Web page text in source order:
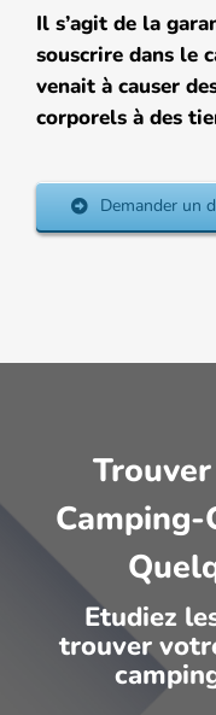
Il s’agit de la
souscrire dans le
venait à causer
corporels à des
Demander un
Camping-
Etudiez
trouver